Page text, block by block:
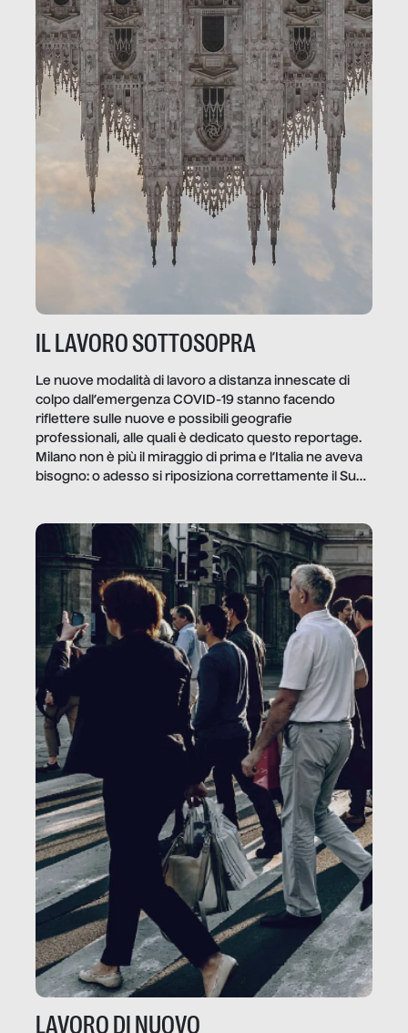
IL LAVORO SOTTOSOPRA
Le nuove modalità di lavoro a distanza innescate di
colpo dall’emergenza COVID-19 stanno facendo
riflettere sulle nuove e possibili geografie
professionali, alle quali è dedicato questo reportage.
Milano non è più il miraggio di prima e l’Italia ne aveva
bisogno: o adesso si riposiziona correttamente il Sud
LAVORO DI NUOVO